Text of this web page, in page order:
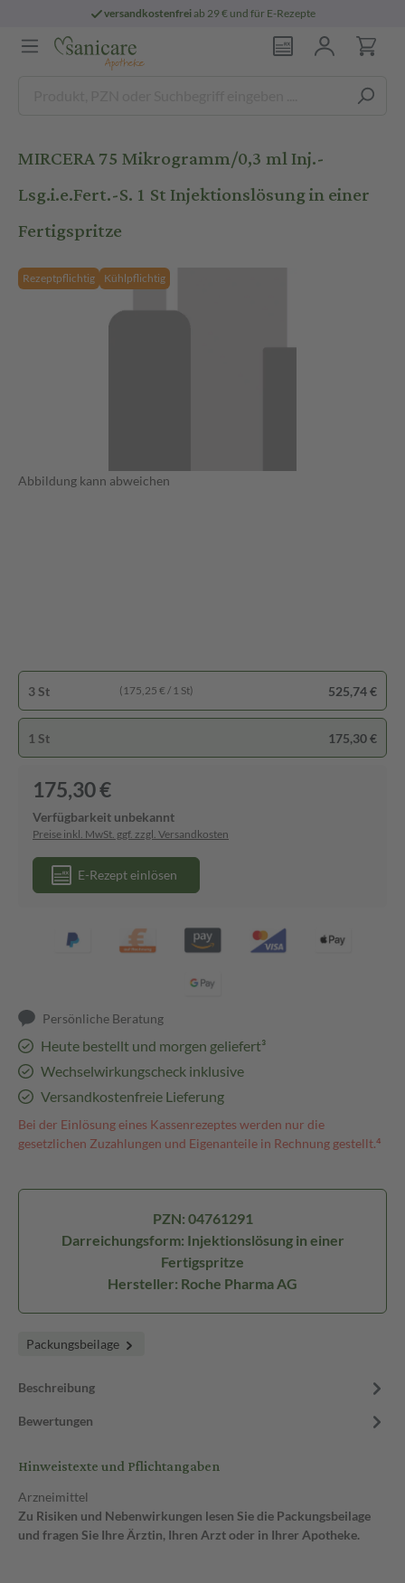
versandkostenfreiab 29 € und für E-Rezepte
MIRCERA 75 Mikrogramm/0,3 ml Inj.-
Lsg.i.e.Fert.-S. 1 St Injektionslösung in einer
Fertigspritze
Rezeptpflichtig Kühlpflichtig
Abbildung kann abweichen
3 St (175,25 € / 1 St) 525,74 €
1 St 175,30 €
175,30 €
Verfügbarkeit unbekannt
Preise inkl. MwSt. ggf. zzgl. Versandkosten
E-Rezept einlösen
Persönliche Beratung
Heute bestellt und morgen geliefert³
Wechselwirkungscheck inklusive
Versandkostenfreie Lieferung
Bei der Einlösung eines Kassenrezeptes werden nur die
gesetzlichen Zuzahlungen und Eigenanteile in Rechnung gestellt.⁴
PZN: 04761291
Darreichungsform: Injektionslösung in einer
Fertigspritze
Hersteller: Roche Pharma AG
Packungsbeilage
Beschreibung
Bewertungen
Hinweistexte und Pflichtangaben
Arzneimittel
Zu Risiken und Nebenwirkungen lesen Sie die Packungsbeilage
und fragen Sie Ihre Ärztin, Ihren Arzt oder in Ihrer Apotheke.